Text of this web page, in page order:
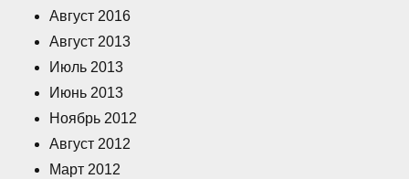
Август 2016
Август 2013
Июль 2013
Июнь 2013
Ноябрь 2012
Август 2012
Март 2012